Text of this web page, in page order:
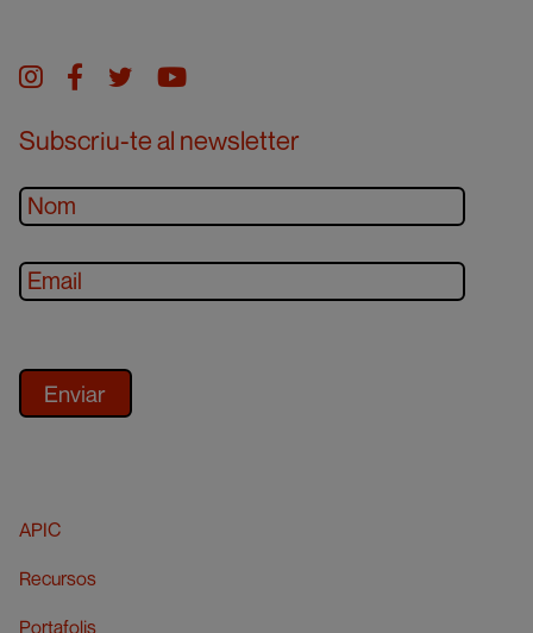
Instagram
facebook
twitteryoutube
Subscriu-te al newsletter
APIC
Recursos
Portafolis